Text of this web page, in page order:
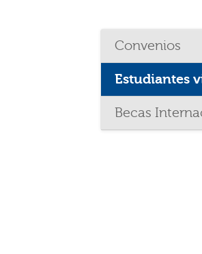
Usted
Convenios
Estudiantes
Becas